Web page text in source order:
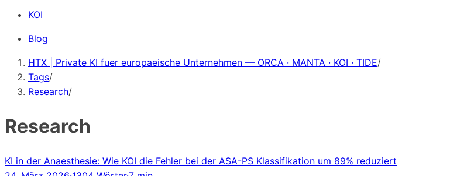
KOI
Blog
HTX | Private KI fuer europaeische Unternehmen — ORCA · MANTA · KOI · TIDE/
Tags/
Research/
Research
KI in der Anaesthesie: Wie KOI die Fehler bei der ASA-PS Klassifikation um 89% reduziert